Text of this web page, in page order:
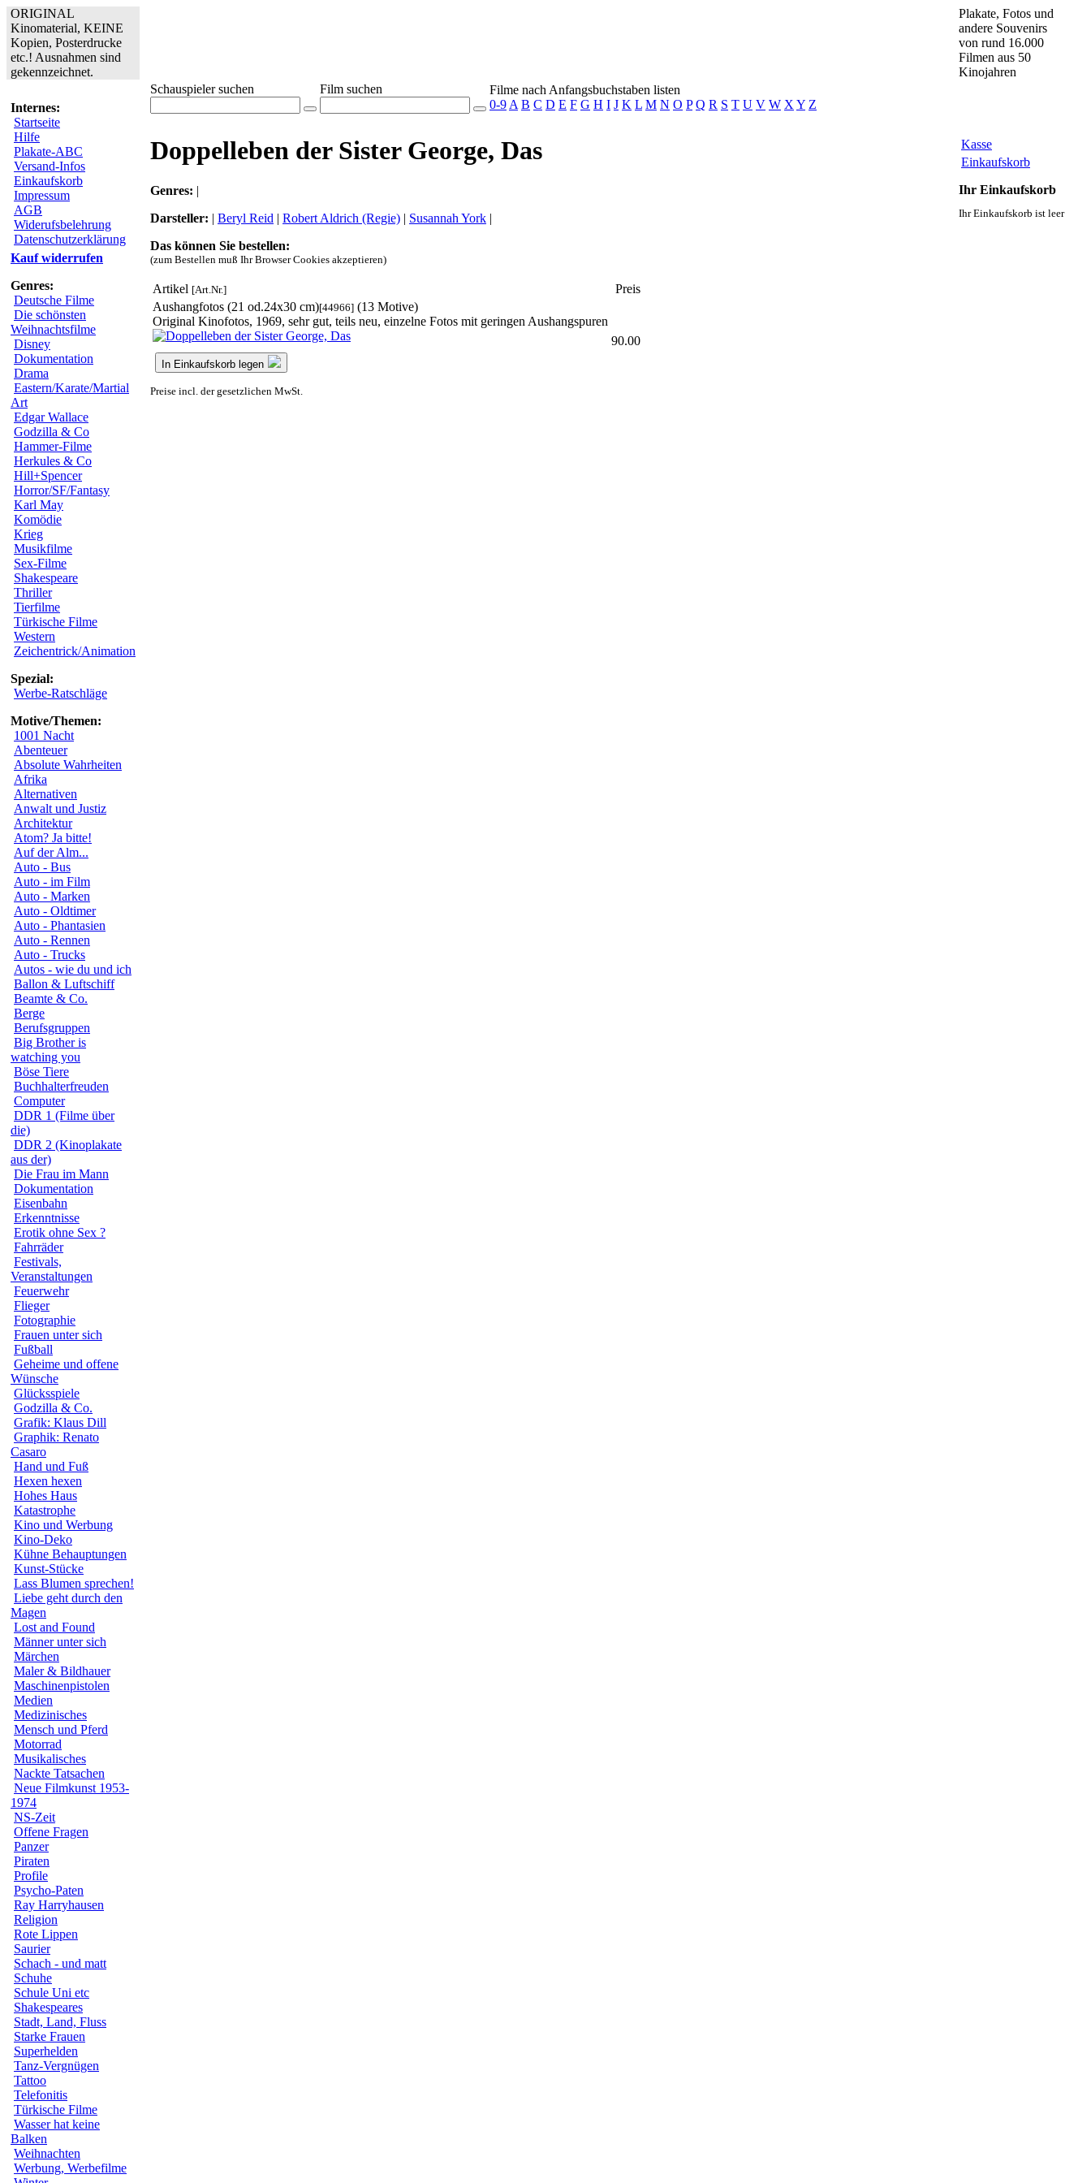
ORIGINAL
Kinomaterial, KEINE
Kopien, Posterdrucke
etc.! Ausnahmen sind
gekennzeichnet.
Plakate, Fotos und
andere Souvenirs
von rund 16.000
Filmen aus 50
Kinojahren
Internes:
Startseite
Hilfe
Plakate-ABC
Versand-Infos
Einkaufskorb
Impressum
AGB
Widerufsbelehrung
Datenschutzerklärung
Kauf widerrufen
Genres:
Deutsche Filme
Die schönsten
Weihnachtsfilme
Disney
Dokumentation
Drama
Eastern/Karate/Martial
Art
Edgar Wallace
Godzilla & Co
Hammer-Filme
Herkules & Co
Hill+Spencer
Horror/SF/Fantasy
Karl May
Komödie
Krieg
Musikfilme
Sex-Filme
Shakespeare
Thriller
Tierfilme
Türkische Filme
Western
Zeichentrick/Animation
Spezial:
Werbe-Ratschläge
Motive/Themen:
1001 Nacht
Abenteuer
Absolute Wahrheiten
Afrika
Alternativen
Anwalt und Justiz
Architektur
Atom? Ja bitte!
Auf der Alm...
Auto - Bus
Auto - im Film
Auto - Marken
Auto - Oldtimer
Auto - Phantasien
Auto - Rennen
Auto - Trucks
Autos - wie du und ich
Ballon & Luftschiff
Beamte & Co.
Berge
Berufsgruppen
Big Brother is
watching you
Böse Tiere
Buchhalterfreuden
Computer
DDR 1 (Filme über
die)
DDR 2 (Kinoplakate
aus der)
Die Frau im Mann
Dokumentation
Eisenbahn
Erkenntnisse
Erotik ohne Sex ?
Fahrräder
Festivals,
Veranstaltungen
Feuerwehr
Flieger
Fotographie
Frauen unter sich
Fußball
Geheime und offene
Wünsche
Glücksspiele
Godzilla & Co.
Grafik: Klaus Dill
Graphik: Renato
Casaro
Hand und Fuß
Hexen hexen
Hohes Haus
Katastrophe
Kino und Werbung
Kino-Deko
Kühne Behauptungen
Kunst-Stücke
Lass Blumen sprechen!
Liebe geht durch den
Magen
Lost and Found
Männer unter sich
Märchen
Maler & Bildhauer
Maschinenpistolen
Medien
Medizinisches
Mensch und Pferd
Motorrad
Musikalisches
Nackte Tatsachen
Neue Filmkunst 1953-
1974
NS-Zeit
Offene Fragen
Panzer
Piraten
Profile
Psycho-Paten
Ray Harryhausen
Religion
Rote Lippen
Saurier
Schach - und matt
Schuhe
Schule Uni etc
Shakespeares
Stadt, Land, Fluss
Starke Frauen
Superhelden
Tanz-Vergnügen
Tattoo
Telefonitis
Türkische Filme
Wasser hat keine
Balken
Weihnachten
Werbung, Werbefilme
Schauspieler suchen Film suchen
Filme nach Anfangsbuchstaben listen
0-9 A B C D E F G H I J K L M N O P Q R S T U V W X Y Z
Doppelleben der Sister George, Das
Genres: |
Darsteller: | Beryl Reid | Robert Aldrich (Regie) | Susannah York |
Das können Sie bestellen:
(zum Bestellen muß Ihr Browser Cookies akzeptieren)
Artikel [Art.Nr.]
Preis
Aushangfotos (21 od.24x30 cm)[44966] (13 Motive)
Original Kinofotos, 1969, sehr gut, teils neu, einzelne Fotos mit geringen Aushangspuren
In Einkaufskorb legen
90.00
Preise incl. der gesetzlichen MwSt.
Kasse
Einkaufskorb
Ihr Einkaufskorb
Ihr Einkaufskorb ist leer